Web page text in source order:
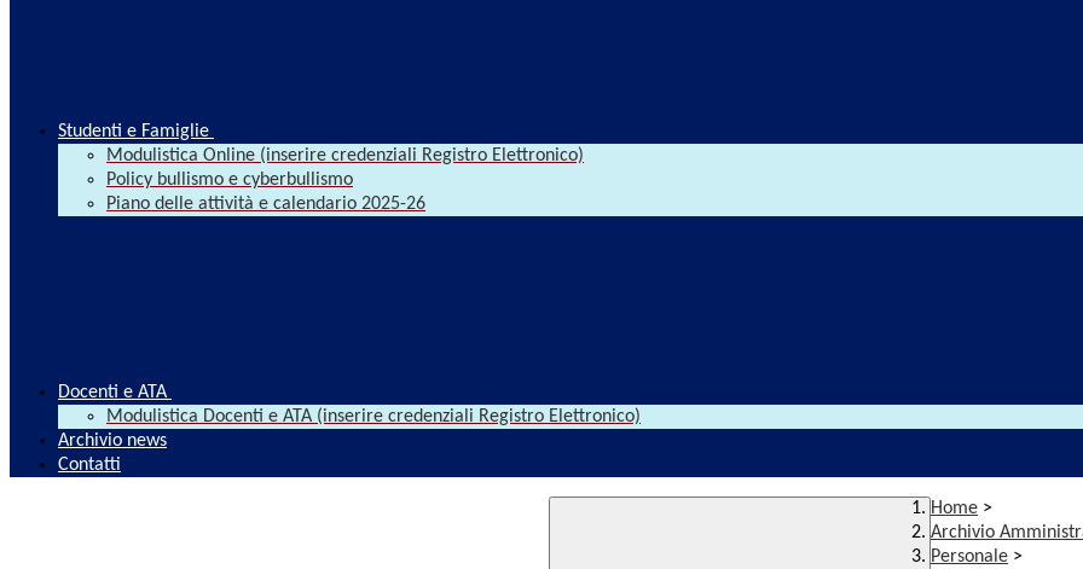
Studenti e Famiglie
Modulistica Online (inserire credenziali Registro Elettronico)
Policy bullismo e cyberbullismo
Piano delle attività e calendario 2025-26
Docenti e ATA
Modulistica Docenti e ATA (inserire credenziali Registro Elettronico)
Archivio news
Contatti
Home >
Archivio
Personale >